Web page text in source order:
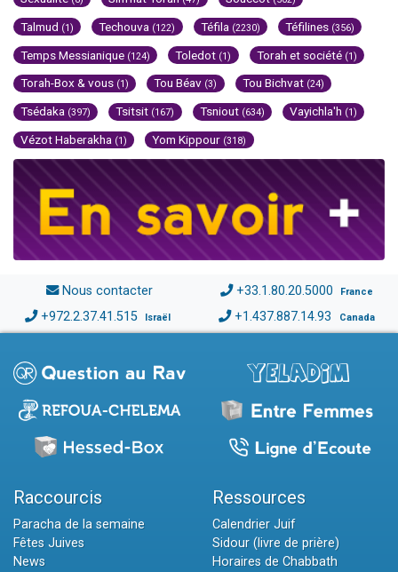
Talmud (1) Techouva (122) Téfila (2230) Téfilines (356)
Temps Messianique (124) Toledot (1) Torah et société (1)
Torah-Box & vous (1) Tou Béav (3) Tou Bichvat (24)
Tsédaka (397) Tsitsit (167) Tsniout (634) Vayichla'h (1)
Vézot Haberakha (1) Yom Kippour (318)
Nous contacter +33.1.80.20.5000 France
+972.2.37.41.515 Israël +1.437.887.14.93 Canada
Raccourcis
Paracha de la semaine
Fêtes Juives
News
Ressources
Calendrier Juif
Sidour (livre de prière)
Horaires de Chabbath